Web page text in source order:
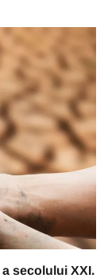
secolului XXI.